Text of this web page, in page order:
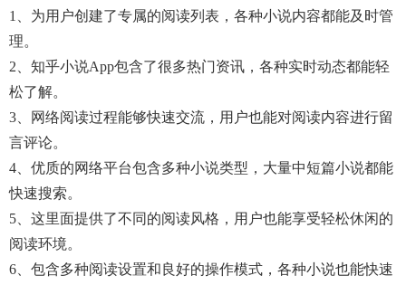
1、为用户创建了专属的阅读列表，各种小说内容都能及时管
理。
2、知乎小说app包含了很多热门资讯，各种实时动态都能轻
松了解。
3、网络阅读过程能够快速交流，用户也能对阅读内容进行留
言评论。
4、优质的网络平台包含多种小说类型，大量中短篇小说都能
快速搜索。
5、这里面提供了不同的阅读风格，用户也能享受轻松休闲的
阅读环境。
6、包含多种阅读设置和良好的操作模式，各种小说也能快速